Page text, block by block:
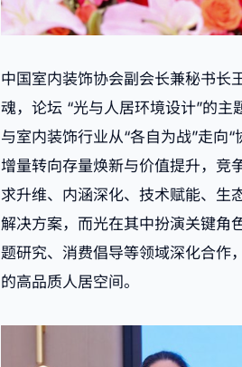
中国室内装饰协会副会长兼秘书长
魂，论坛 “光与人居环境设计”的主
与室内装饰行业从“各自为战”走向
增量转向存量焕新与价值提升，竞
求升维、内涵深化、技术赋能、生
解决方案，而光在其中扮演关键角
题研究、消费倡导等领域深化合作
的高品质人居空间。